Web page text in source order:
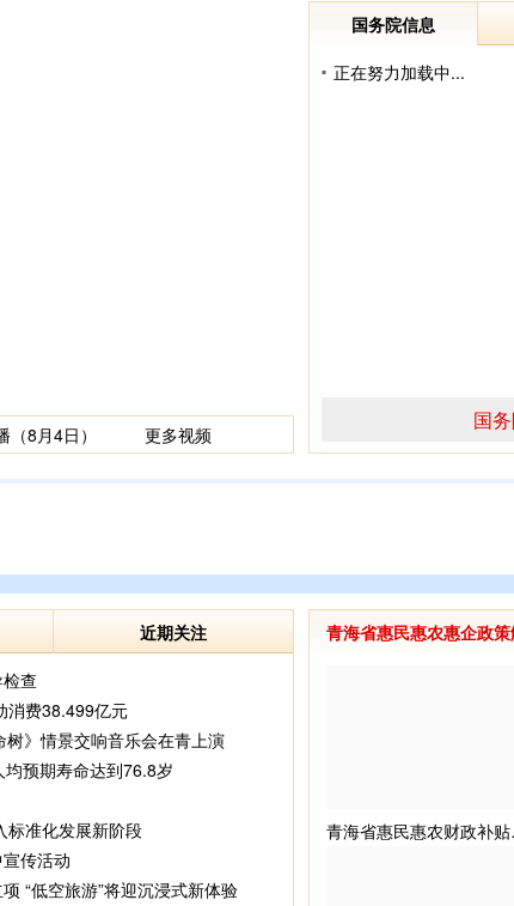
8月4日） 更多视频
国务院信息
正在努力加载中...
国
近期关注
查
消费38.499亿元
树》情景交响音乐会在青上演
均预期寿命达到76.8岁
标准化发展新阶段
传活动
“低空旅游”将迎沉浸式新体验
青海省惠民惠农惠企政
青海省惠